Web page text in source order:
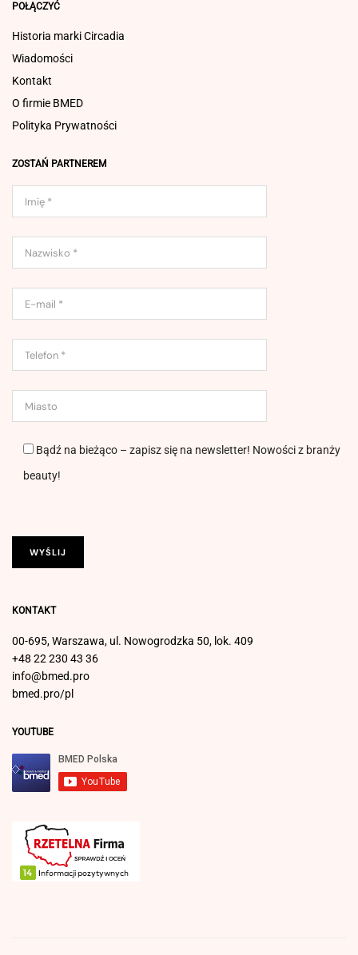
POŁĄCZYĆ
Historia marki Circadia
Wiadomości
Kontakt
O firmie BMED
Polityka Prywatności
ZOSTAŃ PARTNEREM
Bądź na bieżąco – zapisz się na newsletter! Nowości z branży
beauty!
KONTAKT
00-695, Warszawa, ul. Nowogrodzka 50, lok. 409
+48 22 230 43 36
info@bmed.pro
bmed.pro/pl
YOUTUBE